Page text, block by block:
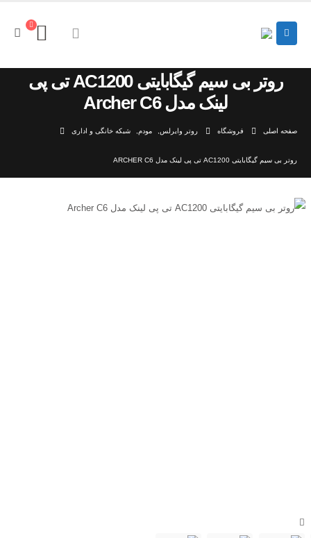
روتر بی سیم گیگابایتی AC1200 تی پی
لینک مدل Archer C6
صفحه اصلی فروشگاه روتر وایرلس مودم شبکه خانگی و اداری
روتر بی سیم گیگابایتی AC1200 تی پی لینک مدل ARCHER C6